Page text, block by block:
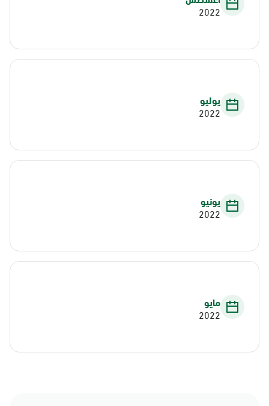
2022
يوليو
2022
يونيو
2022
مايو
2022